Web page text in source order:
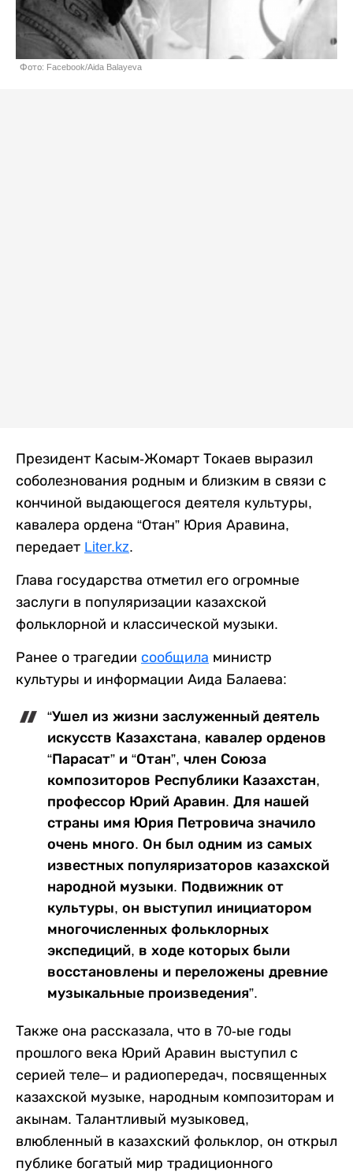
Фото: Facebook/Aida Balayeva
Президент Касым-Жомарт Токаев выразил
соболезнования родным и близким в связи с
кончиной выдающегося деятеля культуры,
кавалера ордена “Отан” Юрия Аравина,
передает Liter.kz.
Глава государства отметил его огромные
заслуги в популяризации казахской
фольклорной и классической музыки.
Ранее о трагедии сообщила министр
культуры и информации Аида Балаева:
“Ушел из жизни заслуженный деятель
искусств Казахстана, кавалер орденов
“Парасат” и “Отан”, член Союза
композиторов Республики Казахстан,
профессор Юрий Аравин. Для нашей
страны имя Юрия Петровича значило
очень много. Он был одним из самых
известных популяризаторов казахской
народной музыки. Подвижник от
культуры, он выступил инициатором
многочисленных фольклорных
экспедиций, в ходе которых были
восстановлены и переложены древние
музыкальные произведения”.
Также она рассказала, что в 70-ые годы
прошлого века Юрий Аравин выступил с
серией теле– и радиопередач, посвященных
казахской музыке, народным композиторам и
акынам. Талантливый музыковед,
влюбленный в казахский фольклор, он открыл
публике богатый мир традиционного